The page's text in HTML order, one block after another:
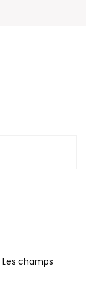
Les champs